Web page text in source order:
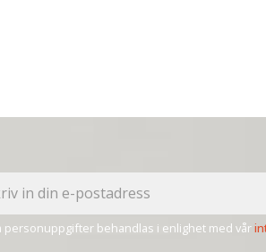
personuppgifter behandlas i enlighet med vår